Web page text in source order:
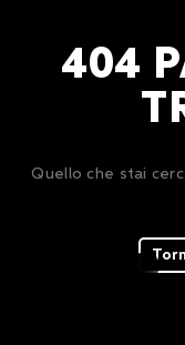
404
Quello che stai